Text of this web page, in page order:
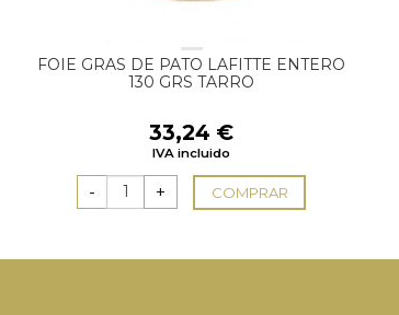
FOIE GRAS DE PATO LAFITTE ENTERO
130 GRS TARRO
33,24 €
IVA incluido
COMPRAR